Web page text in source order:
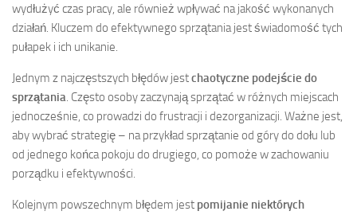
wydłużyć czas pracy, ale również wpływać na jakość wykonanych
działań. Kluczem do efektywnego sprzątania jest świadomość tych
pułapek i ich unikanie.
Jednym z najczęstszych błędów jestchaotyczne podejście do
sprzątania. Często osoby zaczynają sprzątać w różnych miejscach
jednocześnie, co prowadzi do frustracji i dezorganizacji. Ważne jest,
aby wybrać strategię – na przykład sprzątanie od góry do dołu lub
od jednego końca pokoju do drugiego, co pomoże w zachowaniu
porządku i efektywności.
Kolejnym powszechnym błędem jest pomijanie niektórych